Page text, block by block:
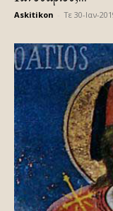
Askitikon Τε 30-Ιαν-